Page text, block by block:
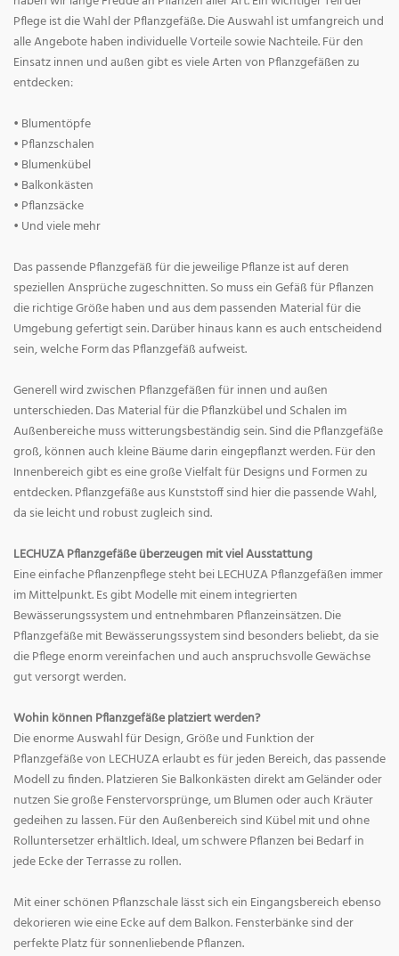
Pflege ist die Wahl der Pflanzgefäße. Die Auswahl ist umfangreich und
alle Angebote haben individuelle Vorteile sowie Nachteile. Für den
Einsatz innen und außen gibt es viele Arten von Pflanzgefäßen zu
entdecken:
• Blumentöpfe
• Pflanzschalen
• Blumenkübel
• Balkonkästen
• Pflanzsäcke
• Und viele mehr
Das passende Pflanzgefäß für die jeweilige Pflanze ist auf deren
speziellen Ansprüche zugeschnitten. So muss ein Gefäß für Pflanzen
die richtige Größe haben und aus dem passenden Material für die
Umgebung gefertigt sein. Darüber hinaus kann es auch entscheidend
sein, welche Form das Pflanzgefäß aufweist.
Generell wird zwischen Pflanzgefäßen für innen und außen
unterschieden. Das Material für die Pflanzkübel und Schalen im
Außenbereiche muss witterungsbeständig sein. Sind die Pflanzgefäße
groß, können auch kleine Bäume darin eingepflanzt werden. Für den
Innenbereich gibt es eine große Vielfalt für Designs und Formen zu
entdecken. Pflanzgefäße aus Kunststoff sind hier die passende Wahl,
da sie leicht und robust zugleich sind.
LECHUZA Pflanzgefäße überzeugen mit viel Ausstattung
Eine einfache Pflanzenpflege steht bei LECHUZA Pflanzgefäßen immer
im Mittelpunkt. Es gibt Modelle mit einem integrierten
Bewässerungssystem und entnehmbaren Pflanzeinsätzen. Die
Pflanzgefäße mit Bewässerungssystem sind besonders beliebt, da sie
die Pflege enorm vereinfachen und auch anspruchsvolle Gewächse
gut versorgt werden.
Wohin können Pflanzgefäße platziert werden?
Die enorme Auswahl für Design, Größe und Funktion der
Pflanzgefäße von LECHUZA erlaubt es für jeden Bereich, das passende
Modell zu finden. Platzieren Sie Balkonkästen direkt am Geländer oder
nutzen Sie große Fenstervorsprünge, um Blumen oder auch Kräuter
gedeihen zu lassen. Für den Außenbereich sind Kübel mit und ohne
Rolluntersetzer erhältlich. Ideal, um schwere Pflanzen bei Bedarf in
jede Ecke der Terrasse zu rollen.
Mit einer schönen Pflanzschale lässt sich ein Eingangsbereich ebenso
dekorieren wie eine Ecke auf dem Balkon. Fensterbänke sind der
perfekte Platz für sonnenliebende Pflanzen.